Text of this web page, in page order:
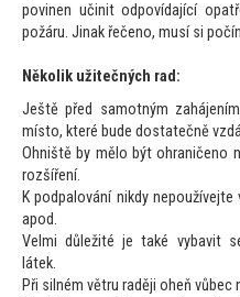
povinen učinit odpovídající
požáru. Jinak řečeno, musí si
Několik užitečných rad:
Ještě před samotným
místo, které bude dostatečně
Ohniště by mělo být ohraničeno
rozšíření.
K podpalování nikdy
apod.
Velmi důležité je také vybavit
látek.
Při silném větru raději oheň vůbec